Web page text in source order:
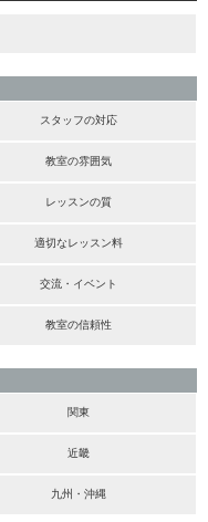
スタッフの対応
教室の雰囲気
レッスンの質
適切なレッスン料
交流・イベント
教室の信頼性
関東
近畿
九州・沖縄